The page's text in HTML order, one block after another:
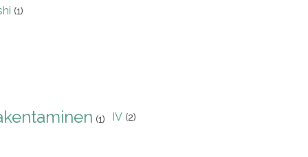
(1)
(1) IV (2)